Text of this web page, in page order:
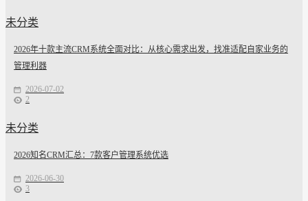
未分类
2026年十款主流CRM系统全面对比：从核心需求出发，找准适配自家业务的
管理利器
2026-07-02
2
未分类
2026知名CRM汇总：7款客户管理系统优选
2026-06-30
3